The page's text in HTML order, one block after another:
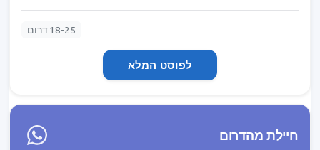
לחוות איתה את החיים, את הרגעים הקשים הקלים,
ולהיות שם בשבילה כשצריך :) מוזמנים לשלוח הודעה
omree_fta_ezra@
18-25 דרום
לפוסט המלא
חיילת מהדרום